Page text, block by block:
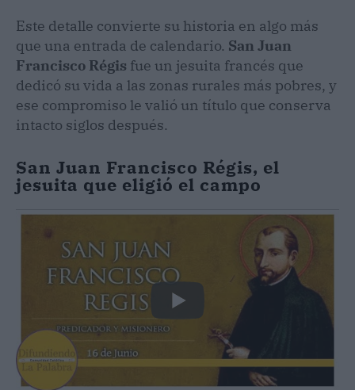
Este detalle convierte su historia en algo más
que una entrada de calendario. San Juan
Francisco Régis fue un jesuita francés que
dedicó su vida a las zonas rurales más pobres, y
ese compromiso le valió un título que conserva
intacto siglos después.
San Juan Francisco Régis, el
jesuita que eligió el campo